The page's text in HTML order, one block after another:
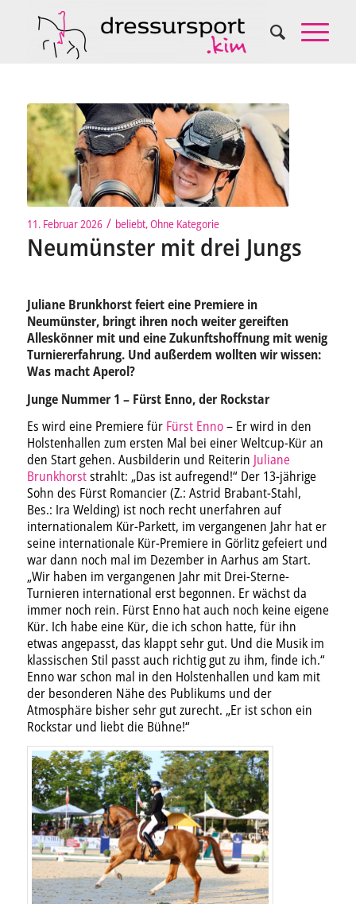
11. Februar 2026 / beliebt,Ohne Kategorie
Neumünster mit drei Jungs
Juliane Brunkhorst feiert eine Premiere in
Neumünster, bringt ihren noch weiter gereiften
Alleskönner mit und eine Zukunftshoffnung mit wenig
Turniererfahrung. Und außerdem wollten wir wissen:
Was macht Aperol?
Junge Nummer 1 – Fürst Enno, der Rockstar
Es wird eine Premiere für Fürst Enno– Er wird in den
Holstenhallen zum ersten Mal bei einer Weltcup-Kür an
den Start gehen. Ausbilderin und Reiterin Juliane
Brunkhorststrahlt: „Das ist aufregend!“ Der 13-jährige
Sohn des Fürst Romancier (Z.: Astrid Brabant-Stahl,
Bes.: Ira Welding) ist noch recht unerfahren auf
internationalem Kür-Parkett, im vergangenen Jahr hat er
seine internationale Kür-Premiere in Görlitz gefeiert und
war dann noch mal im Dezember in Aarhus am Start.
„Wir haben im vergangenen Jahr mit Drei-Sterne-
Turnieren international erst begonnen. Er wächst da
immer noch rein. Fürst Enno hat auch noch keine eigene
Kür. Ich habe eine Kür, die ich schon hatte, für ihn
etwas angepasst, das klappt sehr gut. Und die Musik im
klassischen Stil passt auch richtig gut zu ihm, finde ich.“
Enno war schon mal in den Holstenhallen und kam mit
der besonderen Nähe des Publikums und der
Atmosphäre bisher sehr gut zurecht. „Er ist schon ein
Rockstar und liebt die Bühne!“